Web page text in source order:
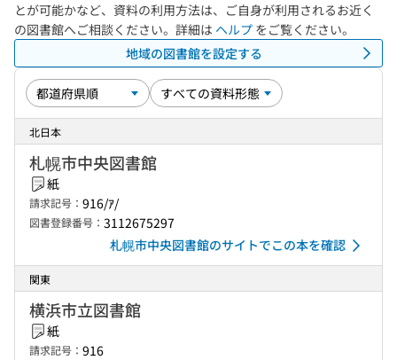
とが可能かなど、資料の利用方法は、ご自身が利用されるお近く
の図書館へご相談ください。詳細は ヘルプ をご覧ください。
地域の図書館を設定する
北日本
札幌市中央図書館
紙
請求記号： 916/ｱ/
図書登録番号： 3112675297
札幌市中央図書館のサイトでこの本を確認
関東
横浜市立図書館
紙
請求記号： 916